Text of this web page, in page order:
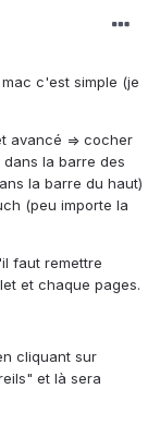
c'est simple (je
avancé => cocher
la barre des
la barre du haut)
(peu importe la
faut remettre
et chaque pages.
cliquant sur
et là sera